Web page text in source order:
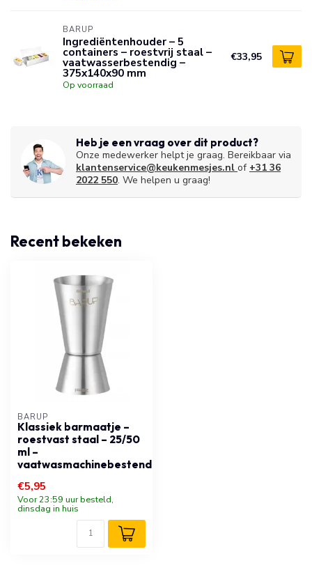
BARUP
Ingrediëntenhouder – 5
containers – roestvrij staal –
vaatwasserbestendig –
375x140x90 mm
Op voorraad
€33,95
Heb je een vraag over dit product?
Onze medewerker helpt je graag. Bereikbaar via
klantenservice@keukenmesjes.nl of +31 36
2022 550. We helpen u graag!
Recent bekeken
BARUP
Klassiek barmaatje –
roestvast staal – 25/50
ml –
vaatwasmachinebestendig
€5,95
Voor 23:59 uur besteld,
dinsdag in huis